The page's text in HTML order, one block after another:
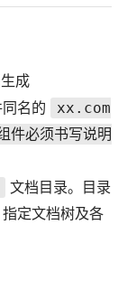
成
名的
xx.com
件必须书写说明
文档目录。目录
定文档树及各